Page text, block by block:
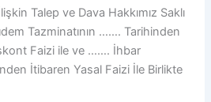
Talep ve Dava Hakkımız Saklı
Tazminatının ……. Tarihinden
Faizi ile ve ……. İhbar
İtibaren Yasal Faizi İle Birlikte